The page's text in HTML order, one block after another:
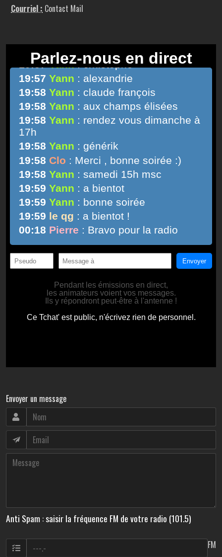
Courriel : Contact Mail
Envoyer un message
Anti Spam : saisir la fréquence FM de votre radio (101.5)
FM